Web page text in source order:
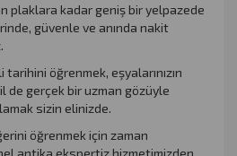
plaklara kadar geniş bir yelpazede
güvenle ve anında nakit
öğrenmek, eşyalarınızın
de gerçek bir uzman gözüyle
sizin elinizde.
öğrenmek için zaman
antika ekspertiz hizmetimizden